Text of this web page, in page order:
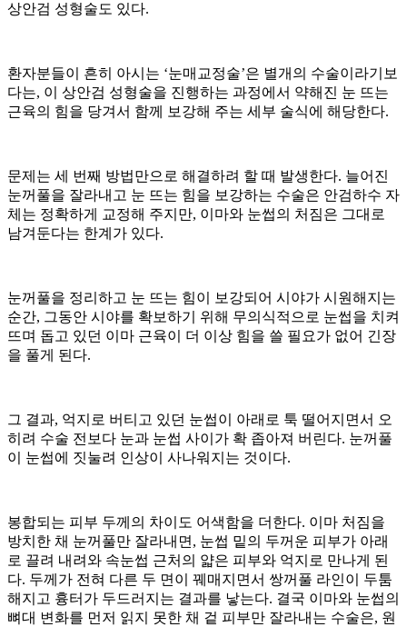
상안검 성형술도 있다.
환자분들이 흔히 아시는 ‘눈매교정술’은 별개의 수술이라기보
다는, 이 상안검 성형술을 진행하는 과정에서 약해진 눈 뜨는
근육의 힘을 당겨서 함께 보강해 주는 세부 술식에 해당한다.
문제는 세 번째 방법만으로 해결하려 할 때 발생한다. 늘어진
눈꺼풀을 잘라내고 눈 뜨는 힘을 보강하는 수술은 안검하수 자
체는 정확하게 교정해 주지만, 이마와 눈썹의 처짐은 그대로
남겨둔다는 한계가 있다.
눈꺼풀을 정리하고 눈 뜨는 힘이 보강되어 시야가 시원해지는
순간, 그동안 시야를 확보하기 위해 무의식적으로 눈썹을 치켜
뜨며 돕고 있던 이마 근육이 더 이상 힘을 쓸 필요가 없어 긴장
을 풀게 된다.
그 결과, 억지로 버티고 있던 눈썹이 아래로 툭 떨어지면서 오
히려 수술 전보다 눈과 눈썹 사이가 확 좁아져 버린다. 눈꺼풀
이 눈썹에 짓눌려 인상이 사나워지는 것이다.
봉합되는 피부 두께의 차이도 어색함을 더한다. 이마 처짐을
방치한 채 눈꺼풀만 잘라내면, 눈썹 밑의 두꺼운 피부가 아래
로 끌려 내려와 속눈썹 근처의 얇은 피부와 억지로 만나게 된
다. 두께가 전혀 다른 두 면이 꿰매지면서 쌍꺼풀 라인이 두툼
해지고 흉터가 두드러지는 결과를 낳는다. 결국 이마와 눈썹의
뼈대 변화를 먼저 읽지 못한 채 겉 피부만 잘라내는 수술은, 원